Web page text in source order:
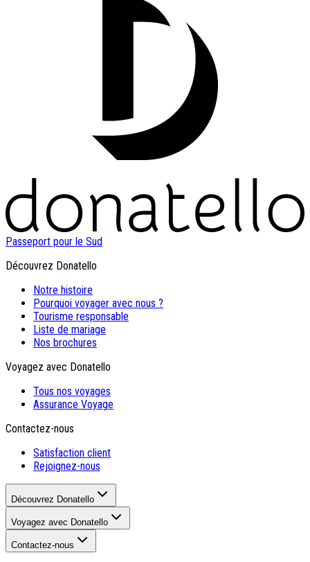
Passeport pour le Sud
Découvrez Donatello
Notre histoire
Pourquoi voyager avec nous ?
Tourisme responsable
Liste de mariage
Nos brochures
Voyagez avec Donatello
Tous nos voyages
Assurance Voyage
Contactez-nous
Satisfaction client
Rejoignez-nous
Découvrez Donatello
Voyagez avec Donatello
Contactez-nous